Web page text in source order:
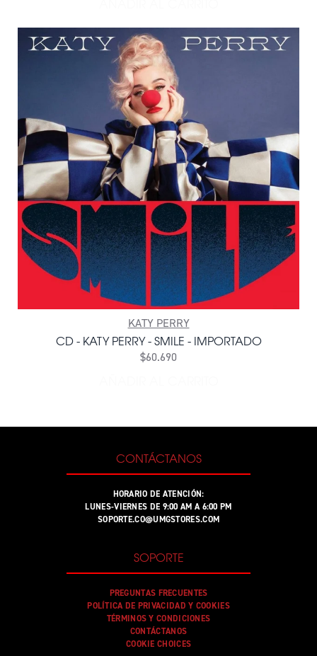
KATY PERRY
CD - KATY PERRY - SMILE - IMPORTADO
$60.690
CONTÁCTANOS
HORARIO DE ATENCIÓN:
LUNES-VIERNES DE 9:00 AM A 6:00 PM
SOPORTE.CO@UMGSTORES.COM
SOPORTE
PREGUNTAS FRECUENTES
POLÍTICA DE PRIVACIDAD Y COOKIES
TÉRMINOS Y CONDICIONES
CONTÁCTANOS
COOKIE CHOICES